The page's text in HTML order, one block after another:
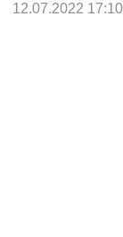
12.07.2022 17:10